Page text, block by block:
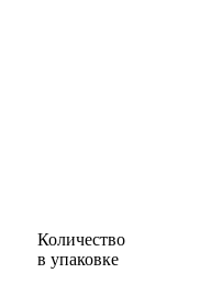
Количество
в упаковке